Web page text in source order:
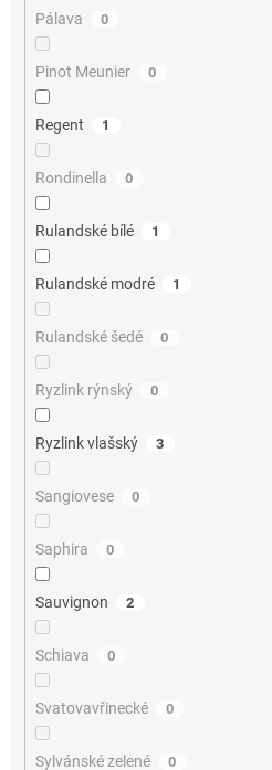
Pálava 0
Pinot Meunier 0
Regent 1
Rondinella 0
Rulandské bílé 1
Rulandské modré 1
Rulandské šedé 0
Ryzlink rýnský 0
Ryzlink vlašský 3
Sangiovese 0
Saphira 0
Sauvignon 2
Schiava 0
Svatovavřinecké 0
Sylvánské zelené 0